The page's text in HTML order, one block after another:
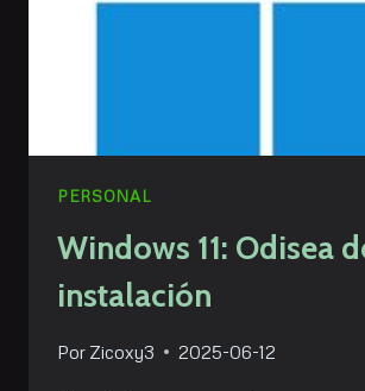
PERSONAL
Windows 11: Odisea
instalación
Por Zicoxy3 2025-06-12